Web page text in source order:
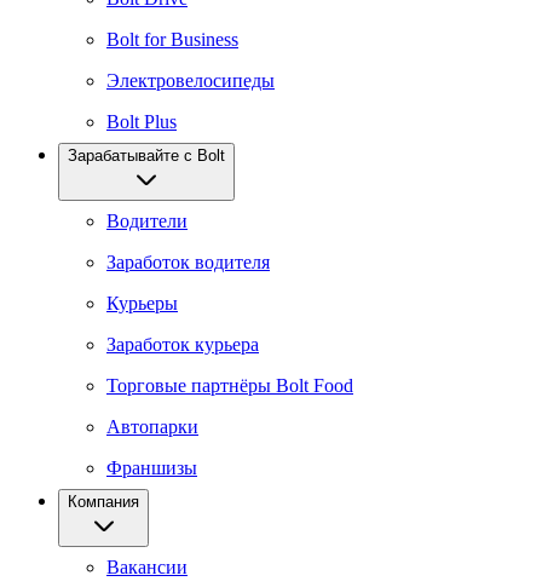
Bolt for Business
Электровелосипеды
Bolt Plus
Зарабатывайте с Bolt
Водители
Заработок водителя
Курьеры
Заработок курьера
Торговые партнёры Bolt Food
Автопарки
Франшизы
Компания
Вакансии